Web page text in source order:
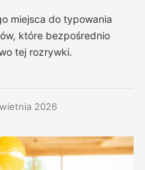
miejsca do typowania
które bezpośrednio
tej rozrywki.
2026